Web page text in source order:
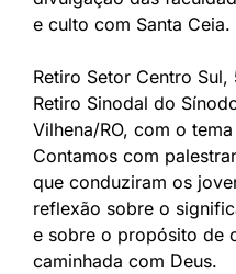
e culto com Santa Ceia.
Retiro Setor Centro
Retiro Sinodal do
Vilhena/RO, com o tema
Contamos com
que conduziram os
reflexão sobre o
e sobre o propósito de
caminhada com Deus.